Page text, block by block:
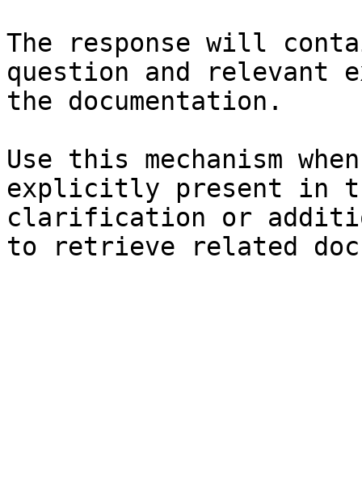
The response will
question and relevant
the documentation.
Use this mechanism
explicitly present in
clarification or